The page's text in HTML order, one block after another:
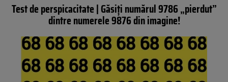
Test de perspicacitate | Găsiți numărul 9786 „pierdut”
dintre numerele 9876 din imagine!